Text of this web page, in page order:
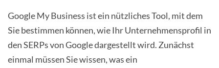
Google My Business ist ein nützliches Tool, mit dem
Sie bestimmen können, wie Ihr Unternehmensprofil in
den SERPs von Google dargestellt wird. Zunächst
einmal müssen Sie wissen, was ein